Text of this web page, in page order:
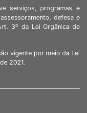
serviços, programas e
defesa e
3º da Lei Orgânica de
vigente por meio da Lei
2021.